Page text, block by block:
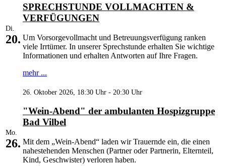
Di.
20.
SPRECHSTUNDE VOLLMACHTEN &
VERFÜGUNGEN
Um Vorsorgevollmacht und Betreuungsverfügung ranken
viele Irrtümer. In unserer Sprechstunde erhalten Sie wichtige
Informationen und erhalten Antworten auf Ihre Fragen.
mehr ...
Mo.
26.
26. Oktober 2026, 18:30 Uhr - 20:30 Uhr
"Wein-Abend" der ambulanten Hospizgruppe
Bad Vilbel
Mit dem „Wein-Abend“ laden wir Trauernde ein, die einen
nahestehenden Menschen (Partner oder Partnerin, Elternteil,
Kind, Geschwister) verloren haben.